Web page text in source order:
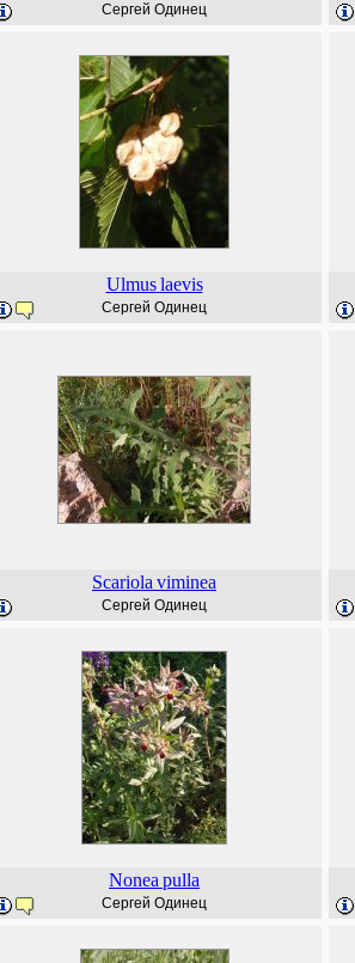
Сергей Одинец
Ulmus laevis
Сергей Одинец
Scariola viminea
Сергей Одинец
Nonea pulla
Сергей Одинец